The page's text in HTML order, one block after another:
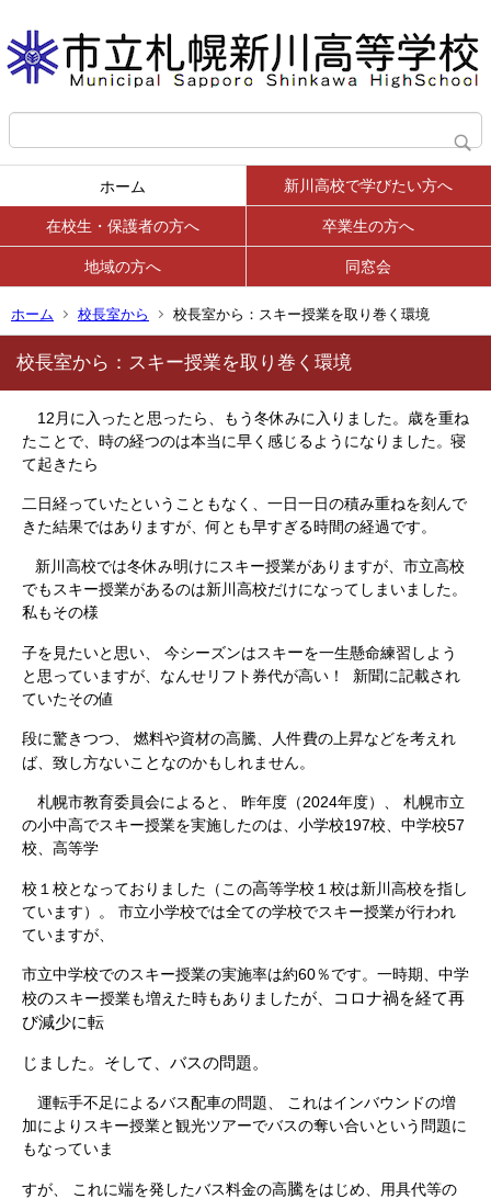
ホーム 新川高校で学びたい方へ
在校生・保護者の方へ 卒業生の方へ
地域の方へ 同窓会
ホーム 校長室から 校長室から：スキー授業を取り巻く環境
校長室から：スキー授業を取り巻く環境
12月に入ったと思ったら、もう冬休みに入りました。歳を重ね
たことで、時の経つのは本当に早く感じるようになりました。寝
て起きたら
二日経っていたということもなく、一日一日の積み重ねを刻んで
きた結果ではありますが、何とも早すぎる時間の経過です。
新川高校では冬休み明けにスキー授業がありますが、市立高校
でもスキー授業があるのは新川高校だけになってしまいました。
私もその様
子を見たいと思い、 今シーズンはスキーを一生懸命練習しよう
と思っていますが、なんせリフト券代が高い！ 新聞に記載され
ていたその値
段に驚きつつ、 燃料や資材の高騰、人件費の上昇などを考えれ
ば、致し方ないこ と なのかもしれません。
札幌市教育委員会によると、 昨年度（2024年度）、 札幌市立
の小中高でスキー授業を実施したのは、小学校197校、中学校57
校、高等学
校１校となっておりました（この高等学校１校は新川高校を指し
ています）。 市立小学校では全ての学校でスキー授業が行われ
ていますが、
市立中学校でのスキー授業の実施率は約60％です。一時期、中学
校のスキー授業も増えた時もありましたが、コロナ禍を経て再
び減少に転
じ ました。そして、バスの問題。
運転手不足によるバス配車の問題、 これはインバウンドの増
加によりスキー授業と観光ツアーでバスの奪い合いという問題に
もなっていま
すが、 これに端を発したバス料金の高騰をはじめ、用具代等の